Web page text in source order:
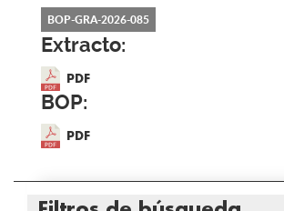
BOP-GRA-2026-085
Extracto:
PDF
BOP:
PDF